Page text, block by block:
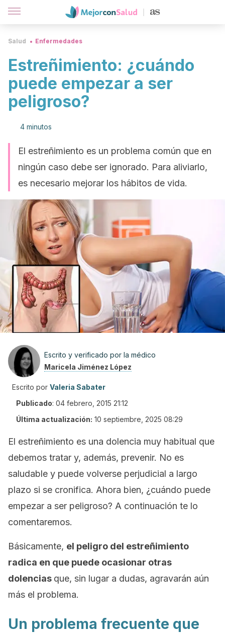
Salud Enfermedades
Estreñimiento: ¿cuándo
puede empezar a ser
peligroso?
4 minutos
El estreñimiento es un problema común que en
ningún caso debe ser ignorado. Para aliviarlo,
es necesario mejorar los hábitos de vida.
Escrito y verificado por la médico
Maricela Jiménez López
Escrito por Valeria Sabater
Publicado: 04 febrero, 2015 21:12
Última actualización: 10 septiembre, 2025 08:29
El estreñimiento es una dolencia muy habitual que
debemos tratar y, además, prevenir. No es
saludable y puede volverse perjudicial a largo
plazo si se cronifica. Ahora bien, ¿cuándo puede
empezar a ser peligroso? A continuación te lo
comentaremos.
Básicamente, el peligro del estreñimiento
radica en que puede ocasionar otras
dolencias que, sin lugar a dudas, agravarán aún
más el problema.
Un problema frecuente que